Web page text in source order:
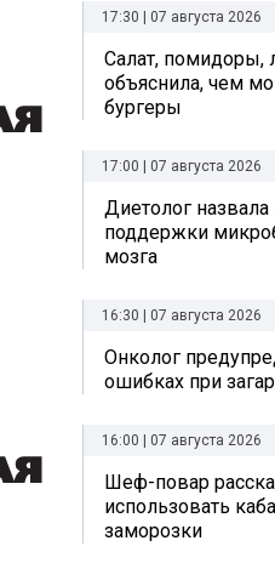
17:30 | 07 августа 2026
Салат, помидоры,
объяснила, чем
бургеры
17:00 | 07 августа 2026
Диетолог
поддержки
мозга
16:30 | 07 августа 2026
Онколог
ошибках при
16:00 | 07 августа 2026
Шеф-повар
использовать
заморозки